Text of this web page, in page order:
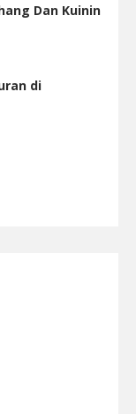
Dan Kuinin
di